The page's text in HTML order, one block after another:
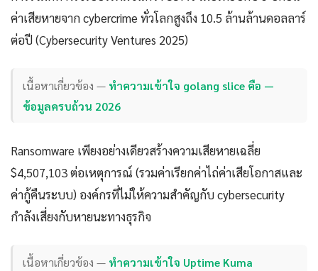
ค่าเสียหายจาก cybercrime ทั่วโลกสูงถึง 10.5 ล้านล้านดอลลาร์
ต่อปี (Cybersecurity Ventures 2025)
เนื้อหาเกี่ยวข้อง — ทำความเข้าใจ golang slice คือ —
ข้อมูลครบถ้วน 2026
Ransomware เพียงอย่างเดียวสร้างความเสียหายเฉลี่ย
$4,507,103 ต่อเหตุการณ์ (รวมค่าเรียกค่าไถ่ค่าเสียโอกาสและ
ค่ากู้คืนระบบ) องค์กรที่ไม่ให้ความสำคัญกับ cybersecurity
กำลังเสี่ยงกับหายนะทางธุรกิจ
เนื้อหาเกี่ยวข้อง — ทำความเข้าใจ Uptime Kuma